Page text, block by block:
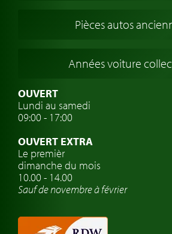
Voitures Allemandes
Voitures Suédoises
Assurance voiture de collection
Clubs de voitures classiques
Atelier de voitures anciennes
Montres de marque de voiture
Pièces autos
Années voiture
OUVERT
Lundi au samedi
09:00 - 17:00
OUVERT EXTRA
Le premièr
dimanche du mois
10.00 - 14.00
Sauf de novembre à février